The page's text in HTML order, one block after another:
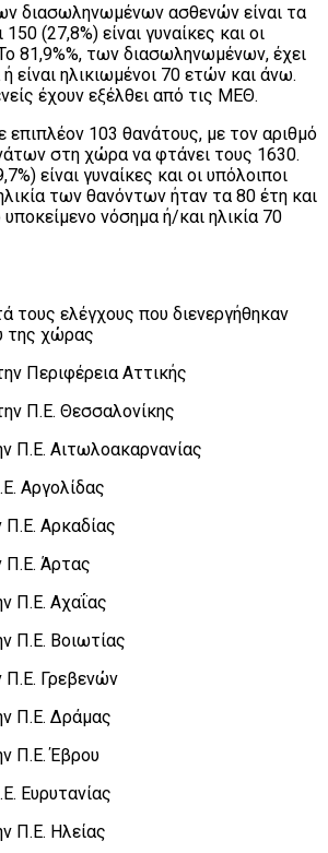
διασωληνωμένων ασθενών είναι τα
(27,8%) είναι γυναίκες και οι
81,9%%, των διασωληνωμένων, έχει
είναι ηλικιωμένοι 70 ετών και άνω.
έχουν εξέλθει από τις ΜΕΘ.
103 θανάτους, με τον αριθμό
στη χώρα να φτάνει τους 1630.
είναι γυναίκες και οι υπόλοιποι
των θανόντων ήταν τα 80 έτη και
νόσημα ή/και ηλικία 70
τους ελέγχους που διενεργήθηκαν
της χώρας
Περιφέρεια Αττικής
Π.Ε. Θεσσαλονίκης
Π.Ε. Αιτωλοακαρνανίας
Αργολίδας
Π.Ε. Αρκαδίας
Π.Ε. Άρτας
Π.Ε. Αχαΐας
Π.Ε. Βοιωτίας
Π.Ε. Γρεβενών
Π.Ε. Δράμας
Π.Ε. Έβρου
Ευρυτανίας
Π.Ε. Ηλείας